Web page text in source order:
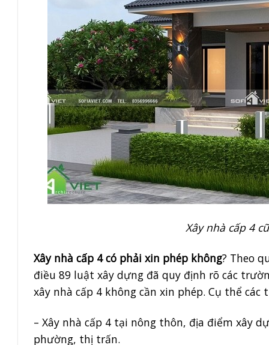
Xây nhà cấp 4
Xây nhà cấp 4 có phải xin phép không? Theo
điều 89 luật xây dựng đã quy định rõ các
xây nhà cấp 4 không cần xin phép. Cụ thể
– Xây nhà cấp 4 tại nông thôn, địa điểm xây
phường, thị trấn.